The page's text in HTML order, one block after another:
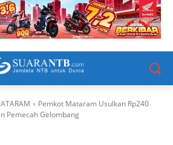
Pemkot Mataram Usulkan Rp240
Pemecah Gelombang